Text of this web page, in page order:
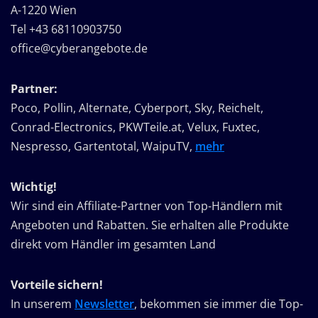
A-1220 Wien
Tel +43 68110903750
office@cyberangebote.de
Partner:
Poco, Pollin, Alternate, Cyberport, Sky, Reichelt,
Conrad-Electronics, PKWTeile.at, Velux, Fuxtec,
Nespresso, Gartentotal, WaipuTV, mehr
Wichtig!
Wir sind ein Affiliate-Partner von Top-Händlern mit
Angeboten und Rabatten. Sie erhalten alle Produkte
direkt vom Händler im gesamten Land
Vorteile sichern!
In unserem Newsletter, bekommen sie immer die Top-